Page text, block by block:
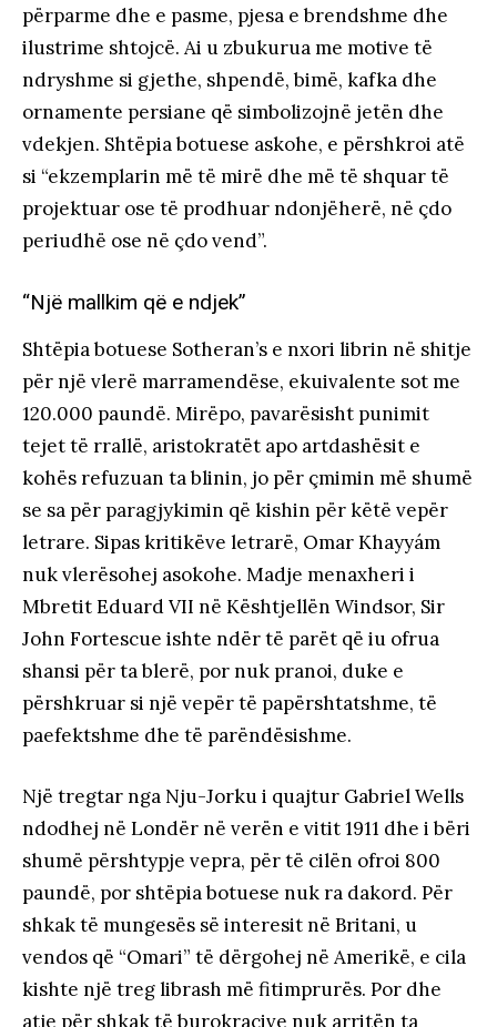
përparme dhe e pasme, pjesa e brendshme dhe
ilustrime shtojcë. Ai u zbukurua me motive të
ndryshme si gjethe, shpendë, bimë, kafka dhe
ornamente persiane që simbolizojnë jetën dhe
vdekjen. Shtëpia botuese askohe, e përshkroi atë
si “ekzemplarin më të mirë dhe më të shquar të
projektuar ose të prodhuar ndonjëherë, në çdo
periudhë ose në çdo vend”.
“Një mallkim që e ndjek”
Shtëpia botuese Sotheran’s e nxori librin në shitje
për një vlerë marramendëse, ekuivalente sot me
120.000 paundë. Mirëpo, pavarësisht punimit
tejet të rrallë, aristokratët apo artdashësit e
kohës refuzuan ta blinin, jo për çmimin më shumë
se sa për paragjykimin që kishin për këtë vepër
letrare. Sipas kritikëve letrarë, Omar Khayyám
nuk vlerësohej asokohe. Madje menaxheri i
Mbretit Eduard VII në Kështjellën Windsor, Sir
John Fortescue ishte ndër të parët që iu ofrua
shansi për ta blerë, por nuk pranoi, duke e
përshkruar si një vepër të papërshtatshme, të
paefektshme dhe të parëndësishme.
Një tregtar nga Nju-Jorku i quajtur Gabriel Wells
ndodhej në Londër në verën e vitit 1911 dhe i bëri
shumë përshtypje vepra, për të cilën ofroi 800
paundë, por shtëpia botuese nuk ra dakord. Për
shkak të mungesës së interesit në Britani, u
vendos që “Omari” të dërgohej në Amerikë, e cila
kishte një treg librash më fitimprurës. Por dhe
atje për shkak të burokracive nuk arritën ta